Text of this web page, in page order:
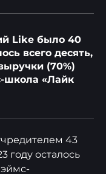
Like было 40
всего десять,
(70%)
школа «Лайк
43
году осталось